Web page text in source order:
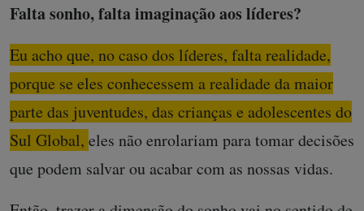
Falta sonho, falta imaginação aos líderes?
Eu acho que, no caso dos líderes, falta realidade,
porque se eles conhecessem a realidade da maior
parte das juventudes, das crianças e adolescentes do
Sul Global, eles não enrolariam para tomar decisões
que podem salvar ou acabar com as nossas vidas.